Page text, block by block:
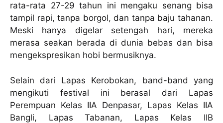
rata-rata 27-29 tahun ini mengaku senang bisa
tampil rapi, tanpa borgol, dan tanpa baju tahanan.
Meski hanya digelar setengah hari, mereka
merasa seakan berada di dunia bebas dan bisa
mengekspresikan hobi bermusiknya.
Selain dari Lapas Kerobokan, band-band yang
mengikuti festival ini berasal dari Lapas
Perempuan Kelas IIA Denpasar, Lapas Kelas IIA
Bangli, Lapas Tabanan, Lapas Kelas IIB